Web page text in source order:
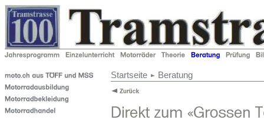
Startseite Beratung